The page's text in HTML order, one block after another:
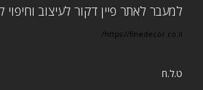
למעבר לאתר פיין דקור לעיצוב וחיפוי
https://finedecor.co.il/
ט.ל.ח